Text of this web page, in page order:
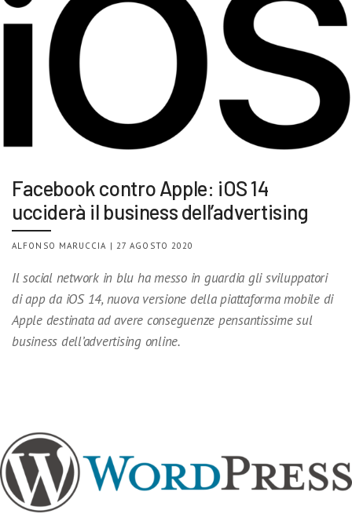
Facebook contro Apple: iOS 14
ucciderà il business dell’advertising
ALFONSO MARUCCIA | 27 AGOSTO 2020
Il social network in blu ha messo in guardia gli sviluppatori
di app da iOS 14, nuova versione della piattaforma mobile di
Apple destinata ad avere conseguenze pensantissime sul
business dell’advertising online.